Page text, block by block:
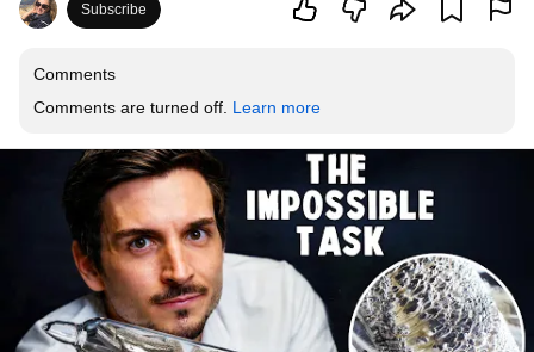
Subscribe
Comments
Comments are turned off. Learn more